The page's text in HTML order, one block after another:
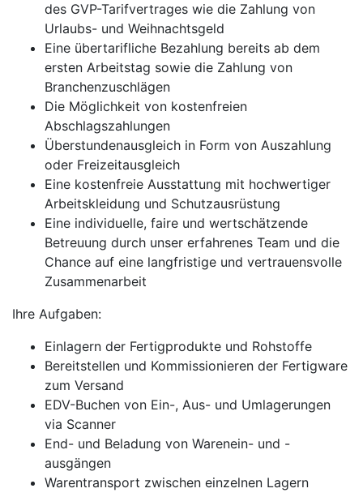
des GVP-Tarifvertrages wie die Zahlung von
Urlaubs- und Weihnachtsgeld
Eine übertarifliche Bezahlung bereits ab dem
ersten Arbeitstag sowie die Zahlung von
Branchenzuschlägen
Die Möglichkeit von kostenfreien
Abschlagszahlungen
Überstundenausgleich in Form von Auszahlung
oder Freizeitausgleich
Eine kostenfreie Ausstattung mit hochwertiger
Arbeitskleidung und Schutzausrüstung
Eine individuelle, faire und wertschätzende
Betreuung durch unser erfahrenes Team und die
Chance auf eine langfristige und vertrauensvolle
Zusammenarbeit
Ihre Aufgaben:
Einlagern der Fertigprodukte und Rohstoffe
Bereitstellen und Kommissionieren der Fertigware
zum Versand
EDV-Buchen von Ein-, Aus- und Umlagerungen
via Scanner
End- und Beladung von Warenein- und -
ausgängen
Warentransport zwischen einzelnen Lagern